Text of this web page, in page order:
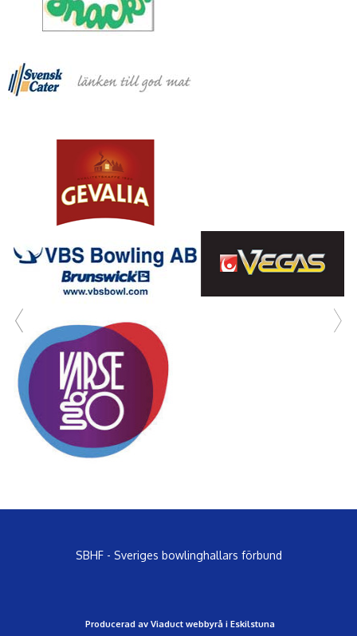
SBHF - Sveriges bowlinghallars förbund
Producerad av Viaduct webbyrå i Eskilstuna